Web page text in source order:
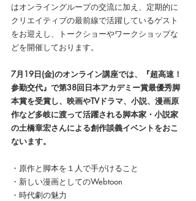
はオンライングループの交流に加え、定期的に
クリエイティブの最前線で活躍しているゲスト
をお迎えし、トークショーやワークショップな
どを開催しております。
7月19日(金)のオンライン講座では、『超高速！
参勤交代』で第38回日本アカデミー賞最優秀脚
本賞を受賞し、映画やTVドラマ、小説、漫画原
作など多岐に渡って活躍される脚本家・小説家
の土橋章宏さんによる創作談義イベントをおこ
ないます。
・原作と脚本を１人で手がけること
・新しい漫画としてのWebtoon
・時代劇の魅力